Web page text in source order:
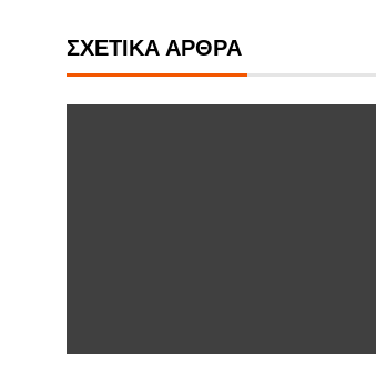
ΣΧΕΤΙΚΆ ΆΡΘΡΑ